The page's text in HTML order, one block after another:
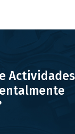
Actividades